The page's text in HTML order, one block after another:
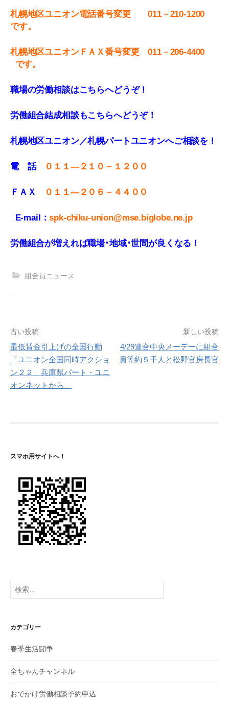
札幌地区ユニオン電話番号変更 011－210-1200
です。
札幌地区ユニオンＦＡＸ番号変更 011－206-4400
です。
職場の労働相談はこちらへどうぞ！
労働組合結成相談もこちらへどうぞ！
札幌地区ユニオン／札幌パートユニオンへご相談を！
電 話 ０１１—２１０－１２００
ＦＡＸ ０１１—２０６－４４００
E-mail：spk-chiku-union@mse.biglobe.ne.jp
労働組合が増えれば職場･地域･世間が良くなる！
組合員ニュース
投
稿
ナ
ビ
ョ
ン
古い投稿
最低賃金引上げの全国行動
「ユニオン全国同時アクショ
ン２２」兵庫県パート・ユニ
オンネットから
新しい投稿
4/29連合中央メーデーに組合
員等約５千人と松野官房長官
スマホ用サイトへ！
検
索:
カテゴリー
春季生活闘争
全ちゃんチャンネル
おでかけ労働相談予約申込